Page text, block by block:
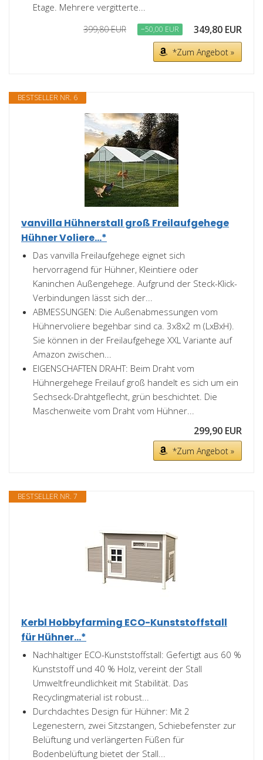
Etage. Mehrere vergitterte...
399,80 EUR −50,00 EUR 349,80 EUR
*Zum Angebot »
BESTSELLER NR. 6
vanvilla Hühnerstall groß Freilaufgehege
Hühner Voliere...*
Das vanvilla Freilaufgehege eignet sich
hervorragend für Hühner, Kleintiere oder
Kaninchen Außengehege. Aufgrund der Steck-Klick-
Verbindungen lässt sich der...
ABMESSUNGEN: Die Außenabmessungen vom
Hühnervoliere begehbar sind ca. 3x8x2 m (LxBxH).
Sie können in der Freilaufgehege XXL Variante auf
Amazon zwischen...
EIGENSCHAFTEN DRAHT: Beim Draht vom
Hühnergehege Freilauf groß handelt es sich um ein
Sechseck-Drahtgeflecht, grün beschichtet. Die
Maschenweite vom Draht vom Hühner...
299,90 EUR
*Zum Angebot »
BESTSELLER NR. 7
Kerbl Hobbyfarming ECO-Kunststoffstall
für Hühner...*
Nachhaltiger ECO-Kunststoffstall: Gefertigt aus 60 %
Kunststoff und 40 % Holz, vereint der Stall
Umweltfreundlichkeit mit Stabilität. Das
Recyclingmaterial ist robust...
Durchdachtes Design für Hühner: Mit 2
Legenestern, zwei Sitzstangen, Schiebefenster zur
Belüftung und verlängerten Füßen für
Bodenbelüftung bietet der Stall...